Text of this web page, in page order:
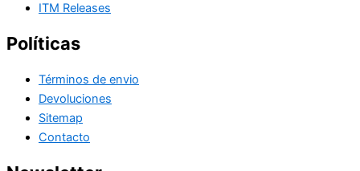
ITM Releases
Políticas
Términos de envio
Devoluciones
Sitemap
Contacto